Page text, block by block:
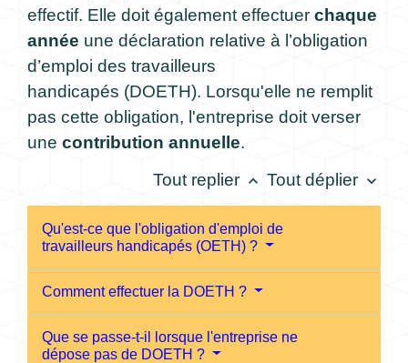
effectif. Elle doit également effectuer chaque
année une déclaration relative à l’obligation
d’emploi des travailleurs
handicapés (DOETH). Lorsqu'elle ne remplit
pas cette obligation, l'entreprise doit verser
une contribution annuelle.
Tout replier keyboard_arrow_up Tout déplier keyboard_arrow_down
Qu'est-ce que l'obligation d'emploi de
travailleurs handicapés (OETH) ?
Comment effectuer la DOETH ?
Que se passe-t-il lorsque l'entreprise ne
dépose pas de DOETH ?